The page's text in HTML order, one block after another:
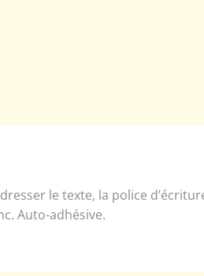
le texte, la police
Auto-adhésive.